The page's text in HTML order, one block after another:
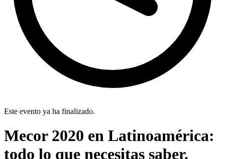
Este evento ya ha finalizado.
Mecor 2020 en Latinoamérica:
todo lo que necesitas saber.